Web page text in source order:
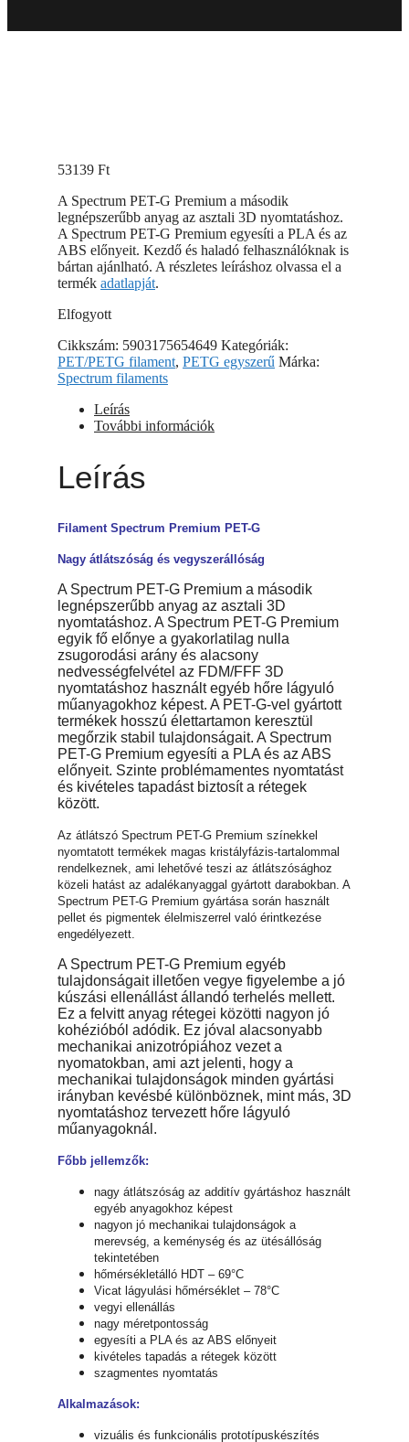
53139 Ft
A Spectrum PET-G Premium a második
legnépszerűbb anyag az asztali 3D nyomtatáshoz.
A Spectrum PET-G Premium egyesíti a PLA és az
ABS előnyeit. Kezdő és haladó felhasználóknak is
bártan ajánlható. A részletes leíráshoz olvassa el a
termék adatlapját.
Elfogyott
Cikkszám: 5903175654649 Kategóriák:
PET/PETG filament, PETG egyszerű Márka:
Spectrum filaments
Leírás
További információk
Leírás
Filament Spectrum Premium PET-G
Nagy átlátszóság és vegyszerállóság
A Spectrum PET-G Premium a második
legnépszerűbb anyag az asztali 3D
nyomtatáshoz. A Spectrum PET-G Premium
egyik fő előnye a gyakorlatilag nulla
zsugorodási arány és alacsony
nedvességfelvétel az FDM/FFF 3D
nyomtatáshoz használt egyéb hőre lágyuló
műanyagokhoz képest. A PET-G-vel gyártott
termékek hosszú élettartamon keresztül
megőrzik stabil tulajdonságait. A Spectrum
PET-G Premium egyesíti a PLA és az ABS
előnyeit. Szinte problémamentes nyomtatást
és kivételes tapadást biztosít a rétegek
között.
Az átlátszó Spectrum PET-G Premium színekkel
nyomtatott termékek magas kristályfázis-tartalommal
rendelkeznek, ami lehetővé teszi az átlátszósághoz
közeli hatást az adalékanyaggal gyártott darabokban. A
Spectrum PET-G Premium gyártása során használt
pellet és pigmentek élelmiszerrel való érintkezése
engedélyezett.
A Spectrum PET-G Premium egyéb
tulajdonságait illetően vegye figyelembe a jó
kúszási ellenállást állandó terhelés mellett.
Ez a felvitt anyag rétegei közötti nagyon jó
kohézióból adódik. Ez jóval alacsonyabb
mechanikai anizotrópiához vezet a
nyomatokban, ami azt jelenti, hogy a
mechanikai tulajdonságok minden gyártási
irányban kevésbé különböznek, mint más, 3D
nyomtatáshoz tervezett hőre lágyuló
műanyagoknál.
Főbb jellemzők:
nagy átlátszóság az additív gyártáshoz használt
egyéb anyagokhoz képest
nagyon jó mechanikai tulajdonságok a
merevség, a keménység és az ütésállóság
tekintetében
hőmérsékletálló HDT – 69°C
Vicat lágyulási hőmérséklet – 78°C
vegyi ellenállás
nagy méretpontosság
egyesíti a PLA és az ABS előnyeit
kivételes tapadás a rétegek között
szagmentes nyomtatás
Alkalmazások:
vizuális és funkcionális prototípuskészítés